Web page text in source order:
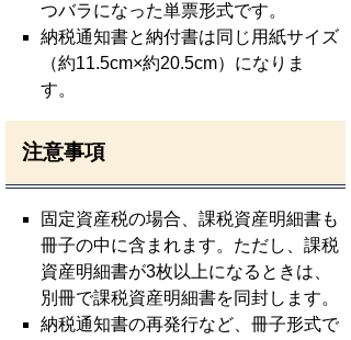
つバラになった単票形式です。
納税通知書と納付書は同じ用紙サイズ
（約11.5cm×約20.5cm）になりま
す。
注意事項
固定資産税の場合、課税資産明細書も
冊子の中に含まれます。ただし、課税
資産明細書が3枚以上になるときは、
別冊で課税資産明細書を同封します。
納税通知書の再発行など、冊子形式で